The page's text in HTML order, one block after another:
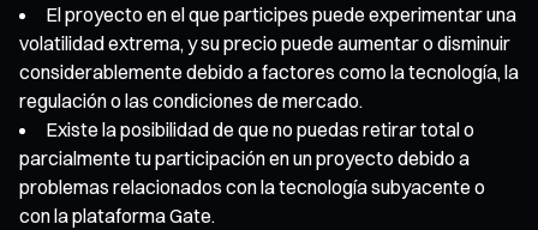
El proyecto en el que participes puede experimentar una
volatilidad extrema, y su precio puede aumentar o disminuir
considerablemente debido a factores como la tecnología, la
regulación o las condiciones de mercado.
Existe la posibilidad de que no puedas retirar total o
parcialmente tu participación en un proyecto debido a
problemas relacionados con la tecnología subyacente o
con la plataforma Gate.